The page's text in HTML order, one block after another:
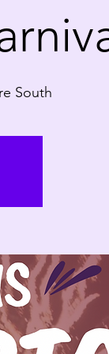
South